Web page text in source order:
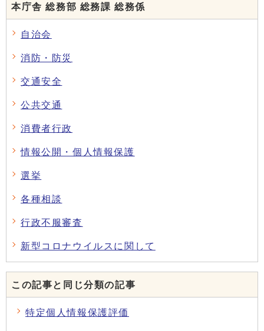
本庁舎 総務部 総務課 総務係
自治会
消防・防災
交通安全
公共交通
消費者行政
情報公開・個人情報保護
選挙
各種相談
行政不服審査
新型コロナウイルスに関して
この記事と同じ分類の記事
特定個人情報保護評価